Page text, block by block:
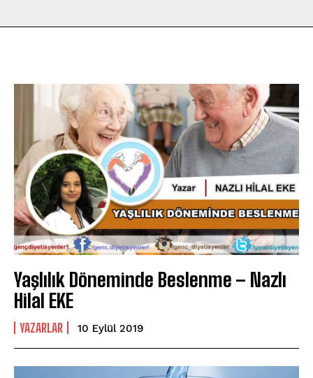
Yaşlılık Döneminde Beslenme – Nazlı
Hilal EKE
YAZARLAR 10 Eylül 2019